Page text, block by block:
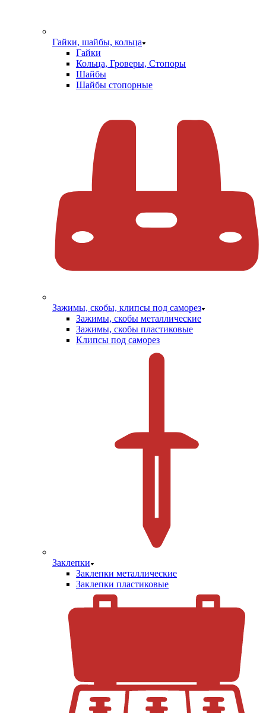
Гайки, шайбы, кольца
Гайки
Кольца, Гроверы, Стопоры
Шайбы
Шайбы стопорные
Зажимы, скобы, клипсы под саморез
Зажимы, скобы металлические
Зажимы, скобы пластиковые
Клипсы под саморез
Заклепки
Заклепки металлические
Заклепки пластиковые